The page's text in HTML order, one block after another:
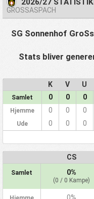
GROSSASPACH
SG Sonnenhof
Stats bliver
K V U
Samlet 0 0 0
Hjemme 0 0 0
Ude 0 0 0
CS
Samlet 0%
(0 / 0 Kampe)
0%